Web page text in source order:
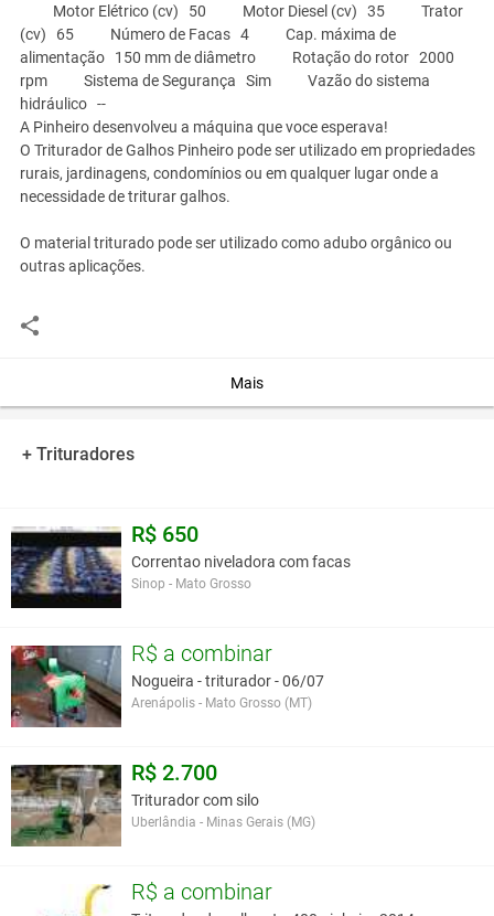
Motor Elétrico (cv)
50 Motor Diesel (cv) 35
Trator
(cv)
65 Número de Facas 4
Cap. máxima de
alimentação
150 mm de diâmetro Rotação do rotor 2000
rpm
Sistema de Segurança Sim
Vazão do sistema
hidráulico --
A Pinheiro desenvolveu a máquina que voce esperava!
O Triturador de Galhos Pinheiro pode ser utilizado em propriedades
rurais, jardinagens, condomínios ou em qualquer lugar onde a
necessidade de triturar galhos.
O material triturado pode ser utilizado como adubo orgânico ou
outras aplicações.
Disponivel com acessórios para acionamento por motores
elétricos,diesel,gasolina ou por intermédio da tomada de força de
Convencional e AT 90° ou montagem em carretas.
este anúncio é contra a política de Agroads?
Mais
+ Trituradores
R$ 650
Correntao niveladora com facas
Sinop - Mato Grosso
R$ a combinar
Nogueira - triturador - 06/07
Arenápolis - Mato Grosso (MT)
R$ 2.700
Triturador com silo
Uberlândia - Minas Gerais (MG)
R$ a combinar